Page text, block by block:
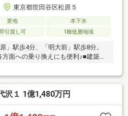
東京都世田谷区松原５
更地
本下水
即引渡し可 1種低層地域
駅歩4分、「明大前」駅歩8分。
面への乗り換えにも便利♪■建築条
良好。■ご家族の理想を叶える家づ
＋ルーフバルコニーも実現可能。
ます。■駅前の賑わいと充実の周
徒歩5分圏内。子育て家族にも嬉し
公園を身近
沢１ 1億1,480万円